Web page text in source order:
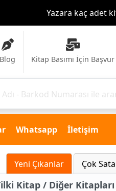
Yazara kaç adet
Blog Kitap Basımı İçin Başvur
Whatsapp İletişim
Yeni Çıkanlar Çok
Kitap / Diğer